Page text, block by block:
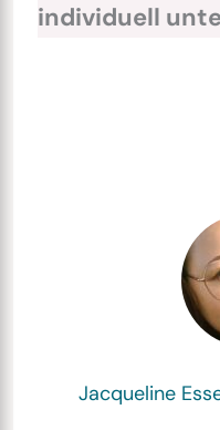
individuell
Jacqueline